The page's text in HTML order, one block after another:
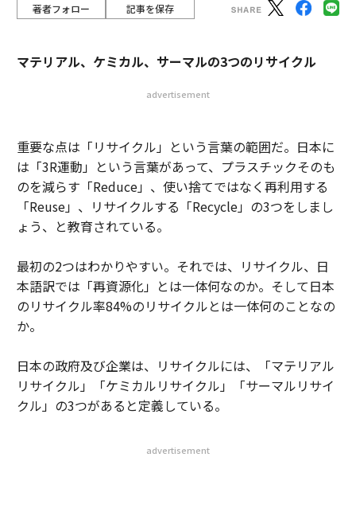
著者フォロー 記事を保存
マテリアル、ケミカル、サーマルの3つのリサイクル
advertisement
重要な点は「リサイクル」という言葉の範囲だ。日本に
は「3R運動」という言葉があって、プラスチックそのも
のを減らす「Reduce」、使い捨てではなく再利用する
「Reuse」、リサイクルする「Recycle」の3つをしまし
ょう、と教育されている。
最初の2つはわかりやすい。それでは、リサイクル、日
本語訳では「再資源化」とは一体何なのか。そして日本
のリサイクル率84%のリサイクルとは一体何のことなの
か。
日本の政府及び企業は、リサイクルには、「マテリアル
リサイクル」「ケミカルリサイクル」「サーマルリサイ
クル」の3つがあると定義している。
advertisement